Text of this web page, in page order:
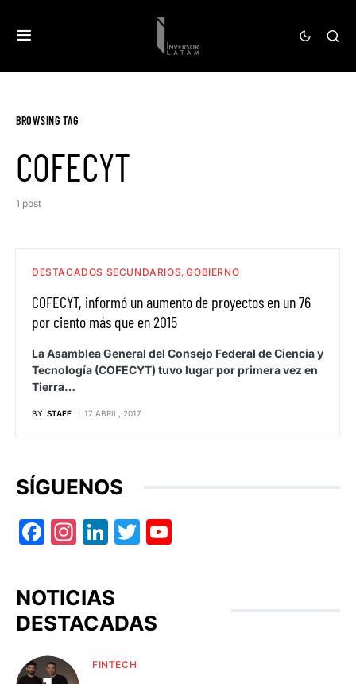
BROWSING TAG
COFECYT
1 post
DESTACADOS SECUNDARIOS GOBIERNO
COFECYT, informó un aumento de proyectos en un 76
por ciento más que en 2015
La Asamblea General del Consejo Federal de Ciencia y
Tecnología (COFECYT) tuvo lugar por primera vez en
Tierra…
BY STAFF 17 ABRIL, 2017
SÍGUENOS
Facebook
Instagram
LinkedIn
Twitter
NOTICIAS
DESTACADAS
FINTECH